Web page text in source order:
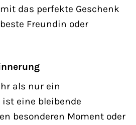
das perfekte Geschenk
Freundin oder
als nur ein
eine bleibende
besonderen Moment oder